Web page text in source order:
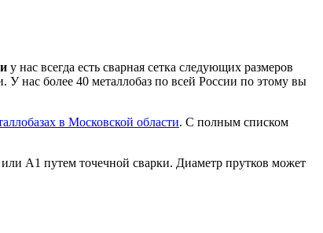
у нас всегда есть сварная сетка следующих размеров
У нас более 40 металлобаз по всей России по этому вы
в Московской области. С полным списком
А1 путем точечной сварки. Диаметр прутков может